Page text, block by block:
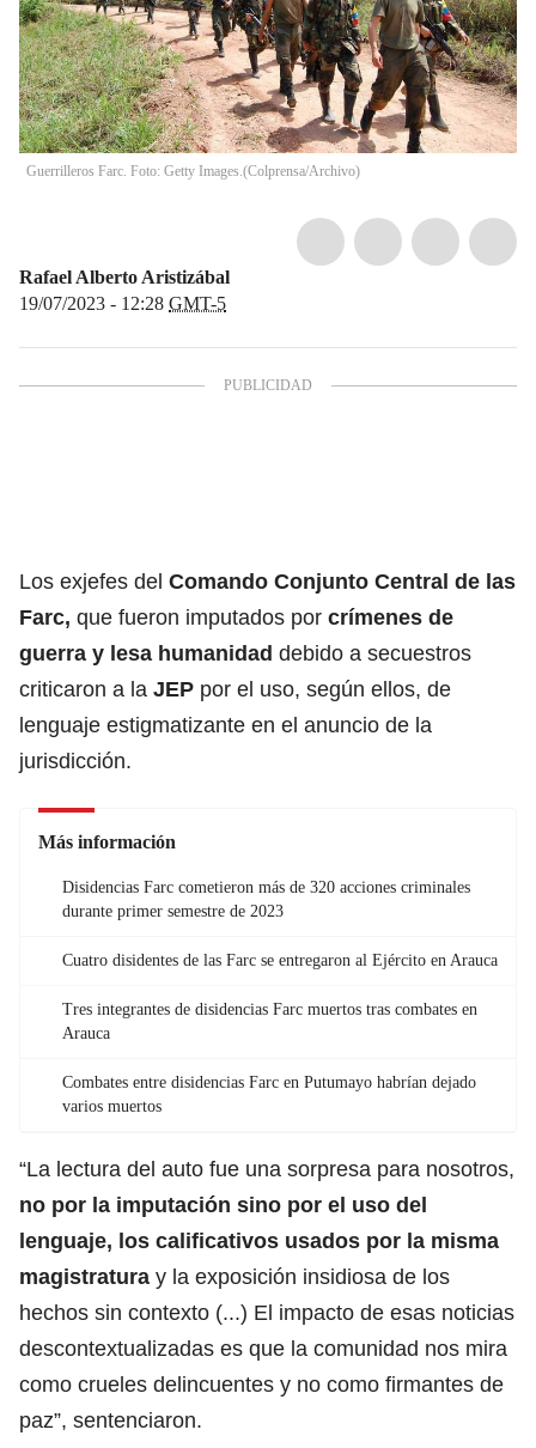
Guerrilleros Farc. Foto: Getty Images.(Colprensa/Archivo)
Rafael Alberto Aristizábal
19/07/2023 - 12:28 GMT-5
Los exjefes del Comando Conjunto Central de las
Farc, que fueron imputados por crímenes de
guerra y lesa humanidad debido a secuestros
criticaron a la JEP por el uso, según ellos, de
lenguaje estigmatizante en el anuncio de la
jurisdicción.
Más información
Disidencias Farc cometieron más de 320 acciones criminales
durante primer semestre de 2023
Cuatro disidentes de las Farc se entregaron al Ejército en Arauca
Tres integrantes de disidencias Farc muertos tras combates en
Arauca
Combates entre disidencias Farc en Putumayo habrían dejado
varios muertos
“La lectura del auto fue una sorpresa para nosotros,
no por la imputación sino por el uso del
lenguaje, los calificativos usados por la misma
magistratura y la exposición insidiosa de los
hechos sin contexto (...) El impacto de esas noticias
descontextualizadas es que la comunidad nos mira
como crueles delincuentes y no como firmantes de
paz”, sentenciaron.